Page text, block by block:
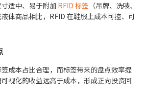
适中、易于附加 RFID 标签 （吊牌、洗唛、
体商品相比，RFID 在鞋服上成本可控、可
成本占比合理，而标签带来的盘点效率提
视化的收益远高于成本，形成正向投资回